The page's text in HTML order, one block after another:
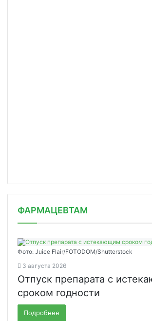
ФАРМАЦЕВТАМ
Фото: Juice Flair/FOTODOM/Shutterstoсk
3 августа 2026
Отпуск препарата с
сроком годности
Подробнее